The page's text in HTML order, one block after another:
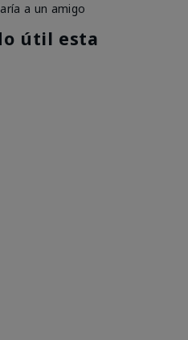
a un amigo
útil esta